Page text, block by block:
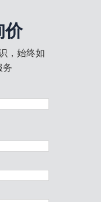
价
，始终如
务